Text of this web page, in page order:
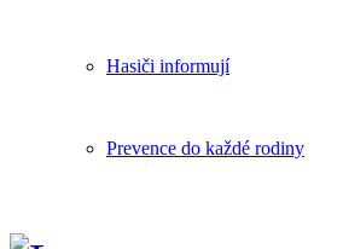
Hasiči informují
Prevence do každé rodiny